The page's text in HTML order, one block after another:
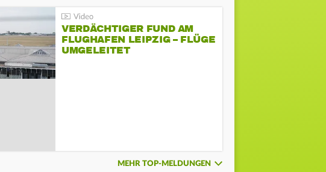
VERDÄCHTIGER FUND AM
FLUGHAFEN LEIPZIG – FLÜGE
UMGELEITET
MEHR TOP-MELDUNGEN